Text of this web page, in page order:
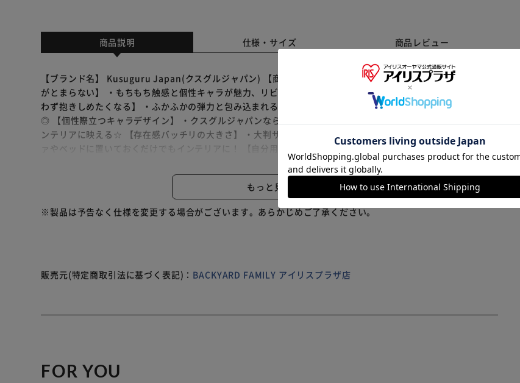
商品説明 仕様・サイズ 商品レビュー
【ブランド名】 Kusuguru Japan(クスグルジャパン) 【商品名】 おもっちクッション 【商品説明】 【もちもち
がとまらない】 ・もちもち触感と個性キャラが魅力、リビングに置くだけで映えるリラックスクッション♪ 【思
わず抱きしめたくなる】 ・ふかふかの弾力と包み込まれるような柔らかさが、ずっと抱きしめたくなる心地よさ
◎ 【個性際立つキャラデザイン】 ・クスグルジャパンならではの個性的でユニークなキャラクターデザインがイ
ンテリアに映える☆ 【存在感バッチリの大きさ】 ・大判サイズで大人がハグしても、満足感の高い大きさ。ソフ
ァやベッドに置いておくだけでもインテリアに！ 【自分用にもギフトにもおすすめ】 ・憎めない表情のキャラク
ターたちが、ほっこり寄り添う！リラックスタイムの相棒にぴったり〇 【素材】 [表地・中綿]ポリエステル
100% 【生産国】 中国 【サイズ】 【柴尻君・ミチョロ】 [縦]約34cm／[横]約46cm／[厚さ]約8cm 【その他】
[縦]約40cm／[横]約40cm／[厚さ]約8cm ※サイズはメーカー公表サイズです。実際の商品とは多少の誤差が生
じる場合がございます。あらかじめご了承ください。 【重量】 約506g（※マチルダさんの商品の重量です。）
【注意点】 ※長時間日光にあたったり、摩擦、水漏れなどによる色落ちや色移りすることがあります。 ※お取り
もっと見る
※製品は予告なく仕様を変更する場合がございます。あらかじめご了承ください。
販売元(特定商取引法に基づく表記)： BACKYARD FAMILY アイリスプラザ店
FOR YOU
※ご確認ください